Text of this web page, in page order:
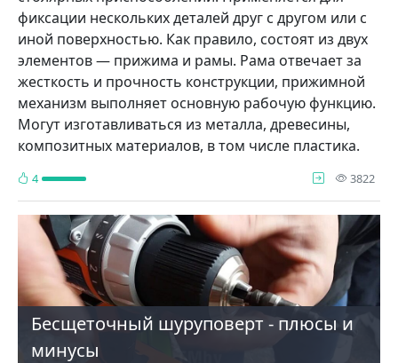
фиксации нескольких деталей друг с другом или с
иной поверхностью. Как правило, состоят из двух
элементов — прижима и рамы. Рама отвечает за
жесткость и прочность конструкции, прижимной
механизм выполняет основную рабочую функцию.
Могут изготавливаться из металла, древесины,
композитных материалов, в том числе пластика.
4 3822
Бесщеточный шуруповерт - плюсы и
минусы